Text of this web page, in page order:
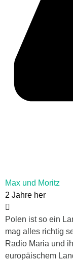
Max und Moritz
2 Jahre her
Polen ist so ein
mag alles richtig
Radio Maria und
europäischem